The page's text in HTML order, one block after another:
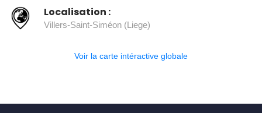
Localisation :
Villers-Saint-Siméon (Liege)
Voir la carte intéractive globale